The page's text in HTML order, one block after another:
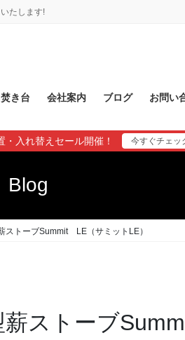
たします!
き台 会社案内 ブログ お問い
入れ替えセール開催！ 今すぐチェッ
Blog
ストーブSummit LE（サミットLE）
ストーブ